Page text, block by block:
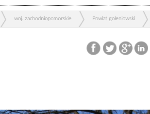
woj. zachodniopomorskie Powiat goleniowski